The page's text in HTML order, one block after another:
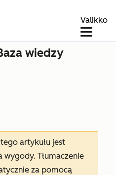
Valikko
wiedzy
artykułu jest
wygody. Tłumaczenie
za pomocą